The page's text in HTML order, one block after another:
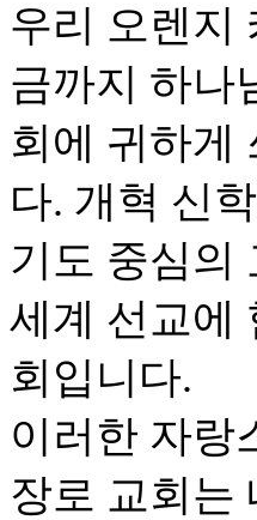
우리 오렌지
금까지 하나
회에 귀하게
다. 개혁 신
기도 중심의
세계 선교에
회입니다.
이러한 자랑
장로 교회는